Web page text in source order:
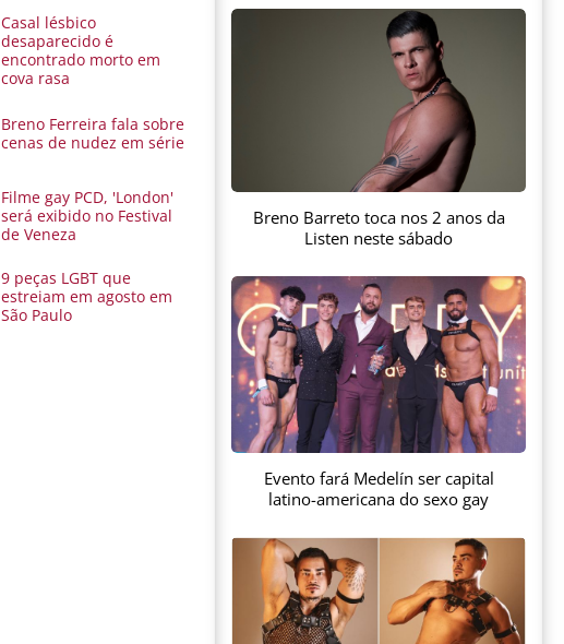
Casal lésbico
desaparecido é
encontrado morto em
cova rasa
Breno Ferreira fala sobre
cenas de nudez em série
Filme gay PCD, 'London'
será exibido no Festival
de Veneza
9 peças LGBT que
estreiam em agosto em
São Paulo
Breno Barreto toca nos 2 anos da
Listen neste sábado
Evento fará Medelín ser capital
latino-americana do sexo gay